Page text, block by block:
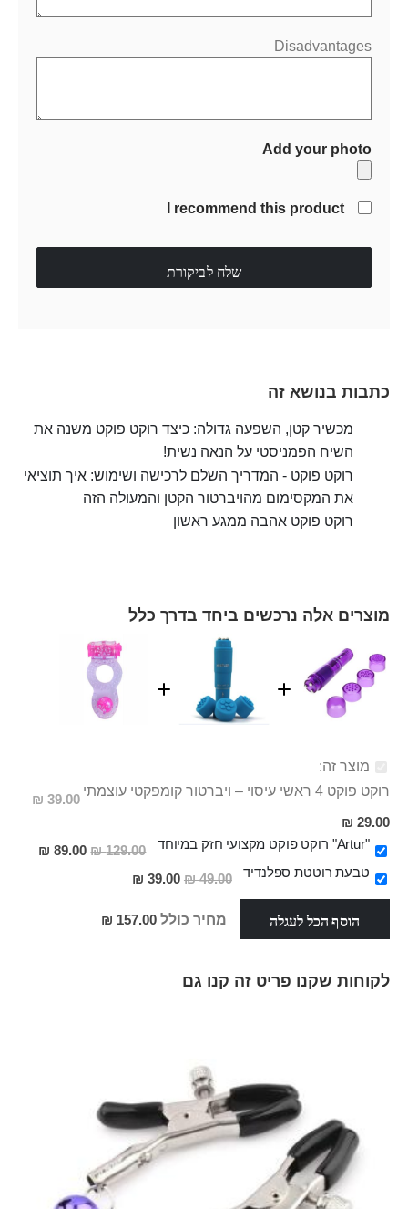
Disadvantages
Add your photo
I recommend this product
שלח לביקורת
כתבות בנושא זה
מכשיר קטן, השפעה גדולה: כיצד רוקט פוקט משנה את
השיח הפמניסטי על הנאה נשית!
רוקט פוקט - המדריך השלם לרכישה ושימוש: איך תוציאי
את המקסימום מהויברטור הקטן והמעולה הזה
רוקט פוקט אהבה ממגע ראשון
מוצרים אלה נרכשים ביחד בדרך כלל
מוצר זה:
רוקט פוקט 4 ראשי עיסוי – ויברטור קומפקטי עוצמתי
39.00 ₪
מחיר
מבצע
29.00 ₪
"Artur" רוקט פוקט מקצועי חזק במיוחד
129.00 ₪
מחיר
89.00 ₪
טבעת רוטטת ספלנדיד
49.00 ₪
מחיר
39.00 ₪
הוסף הכל לעגלה מחיר כולל 157.00 ₪
לקוחות שקנו פריט זה קנו גם